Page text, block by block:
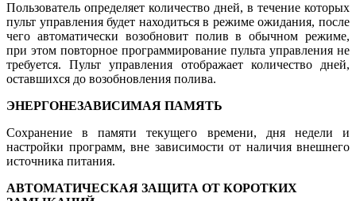
Пользователь определяет количество дней, в течение которых
пульт управления будет находиться в режиме ожидания, после
чего автоматически возобновит полив в обычном режиме,
при этом повторное программирование пульта управления не
требуется. Пульт управления отображает количество дней,
оставшихся до возобновления полива.
ЭНЕРГОНЕЗАВИСИМАЯ ПАМЯТЬ
Сохранение в памяти текущего времени, дня недели и
настройки программ, вне зависимости от наличия внешнего
источника питания.
АВТОМАТИЧЕСКАЯ ЗАЩИТА ОТ КОРОТКИХ